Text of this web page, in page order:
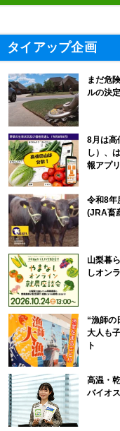
タイアップ企画
まだ危
ルの決
8月は高
し）、
報アプ
令和8年
(JRA畜
山梨暮
しオン
“漁師の
大人も
ト
高温・
バイオ